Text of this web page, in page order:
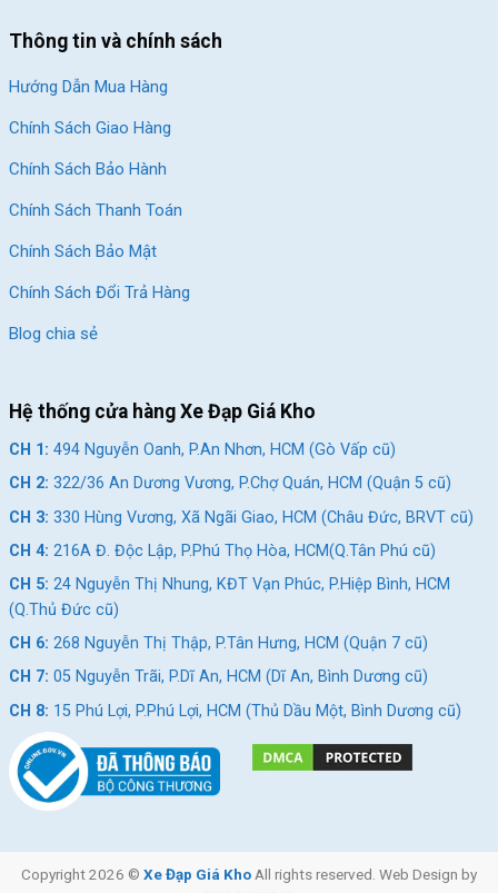
Thông tin và chính sách
Hướng Dẫn Mua Hàng
Chính Sách Giao Hàng
Chính Sách Bảo Hành
Chính Sách Thanh Toán
Chính Sách Bảo Mật
Chính Sách Đổi Trả Hàng
Blog chia sẻ
Hệ thống cửa hàng Xe Đạp Giá Kho
CH 1: 494 Nguyễn Oanh, P.An Nhơn, HCM (Gò Vấp cũ)
CH 2: 322/36 An Dương Vương, P.Chợ Quán, HCM (Quận 5 cũ)
CH 3: 330 Hùng Vương, Xã Ngãi Giao, HCM (Châu Đức, BRVT cũ)
CH 4: 216A Đ. Độc Lập, P.Phú Thọ Hòa, HCM(Q.Tân Phú cũ)
CH 5: 24 Nguyễn Thị Nhung, KĐT Vạn Phúc, P.Hiệp Bình, HCM
(Q.Thủ Đức cũ)
CH 6: 268 Nguyễn Thị Thập, P.Tân Hưng, HCM (Quận 7 cũ)
CH 7: 05 Nguyễn Trãi, P.Dĩ An, HCM (Dĩ An, Bình Dương cũ)
CH 8: 15 Phú Lợi, P.Phú Lợi, HCM (Thủ Dầu Một, Bình Dương cũ)
Copyright 2026 © Xe Đạp Giá Kho All rights reserved. Web Design by